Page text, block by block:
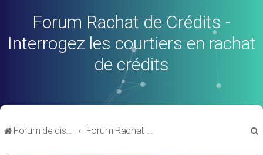
Forum Rachat de Crédits -
Interrogez les courtiers en rachat
de crédits
Forum de discussions sur le Regroupement de Crédits et le Rachat de Crédits Forum Rachat de Crédits